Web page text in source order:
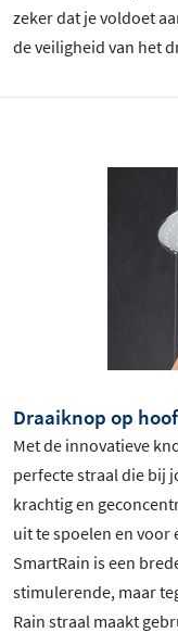
zeker dat je voldoet
de veiligheid van het
Draaiknop op
Met de innovatieve
perfecte straal die bij
krachtig en
uit te spoelen en voor
SmartRain is een
stimulerende, maar
Rain straal maakt